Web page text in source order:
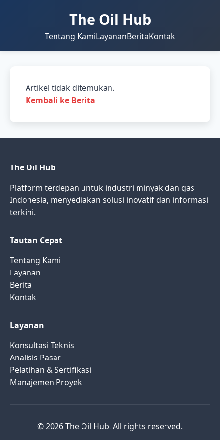
The Oil Hub
Tentang KamiLayananBeritaKontak
Artikel tidak ditemukan.
Kembali ke Berita
The Oil Hub
Platform terdepan untuk industri minyak dan gas
Indonesia, menyediakan solusi inovatif dan informasi
terkini.
Tautan Cepat
Tentang Kami
Layanan
Berita
Kontak
Layanan
Konsultasi Teknis
Analisis Pasar
Pelatihan & Sertifikasi
Manajemen Proyek
© 2026 The Oil Hub. All rights reserved.